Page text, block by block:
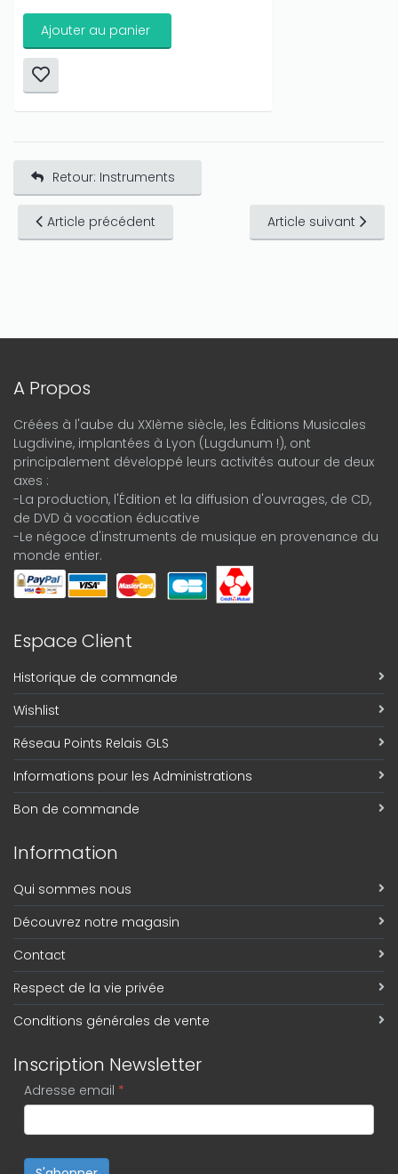
Ajouter au panier
Retour: Instruments
Article précédent Article suivant
A Propos
Créées à l'aube du XXIème siècle, les Éditions Musicales
Lugdivine, implantées à Lyon (Lugdunum !), ont
principalement développé leurs activités autour de deux
axes :
-La production, l'Édition et la diffusion d'ouvrages, de CD,
de DVD à vocation éducative
-Le négoce d'instruments de musique en provenance du
monde entier.
Espace Client
Historique de commande
Wishlist
Réseau Points Relais GLS
Informations pour les Administrations
Bon de commande
Information
Qui sommes nous
Découvrez notre magasin
Contact
Respect de la vie privée
Conditions générales de vente
Inscription Newsletter
Adresse email *